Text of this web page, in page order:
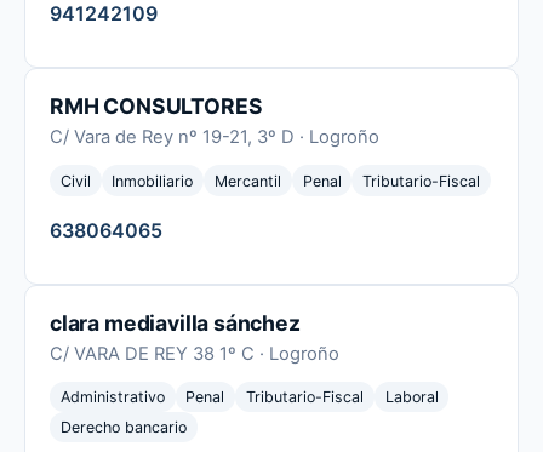
941242109
RMH CONSULTORES
C/ Vara de Rey nº 19-21, 3º D · Logroño
Civil Inmobiliario Mercantil Penal Tributario-Fiscal
638064065
clara mediavilla sánchez
C/ VARA DE REY 38 1º C · Logroño
Administrativo Penal Tributario-Fiscal
Laboral
Derecho bancario